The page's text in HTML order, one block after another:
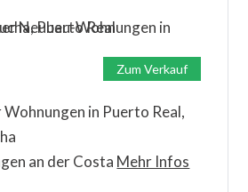
Zum Verkauf
in Puerto Real,
an der Costa Mehr Infos